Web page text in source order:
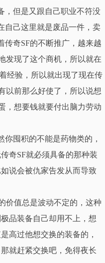
，但是又跟自己职业不符没
自己这里就是废品一件，卖
传奇SF的不断推广，越来越
发现了这个商机，所以就在
经验，所以就出现了现在传
以前那么好使了，所以说想
，想要钱就要付出脑力劳动
囤积的不能是药物类的，
奇SF就必须具备的那种装
说会被仇家告发从而导致
价值总是波动不定的，这种
品装备自己却用不上，想
高过他想交换的装备的，
就赶紧交换吧，免得夜长